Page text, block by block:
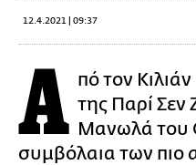
12.4.2021 | 09:37
Α πό τον
της Παρί Σεν
Μανωλά του
συμβόλαια των πιο